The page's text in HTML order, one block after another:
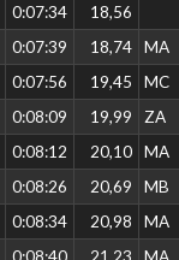
0:07:34
18,56
0:07:39 18,74
MA
0:07:56 19,45
MC
0:08:09 19,99
ZA
0:08:12 20,10
MA
0:08:26 20,69
MB
0:08:34 20,98
MA